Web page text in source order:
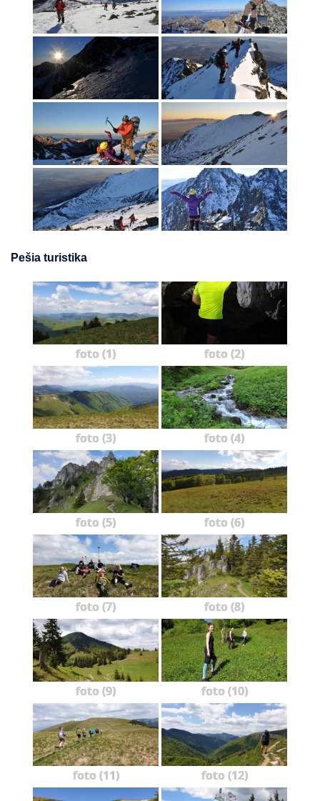
Pešia turistika
foto (1) foto (2)
foto (3) foto (4)
foto (5) foto (6)
foto (7) foto (8)
foto (9) foto (10)
foto (11) foto (12)